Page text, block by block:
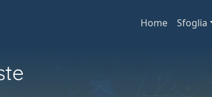
Home Sfoglia